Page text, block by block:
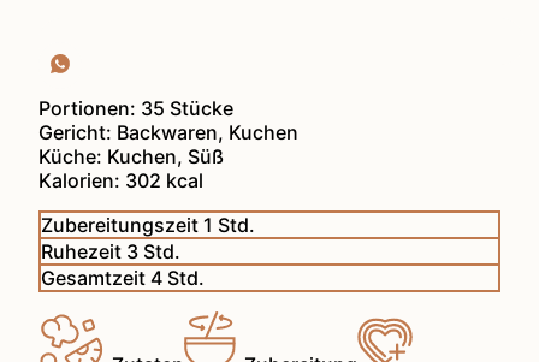
Portionen: 35 Stücke
Gericht: Backwaren, Kuchen
Küche: Kuchen, Süß
Kalorien: 302 kcal
Zubereitungszeit 1 Stunde
Std.
Ruhezeit 3Stunden
Std.
Gesamtzeit4Stunden
Std.